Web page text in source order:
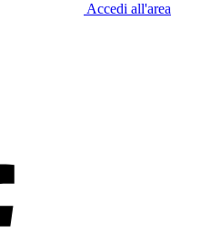
Accedi all'area